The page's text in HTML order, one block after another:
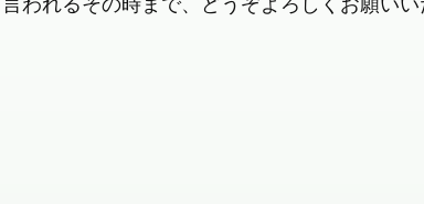
われるその時まで、どうぞよろしくお願いい